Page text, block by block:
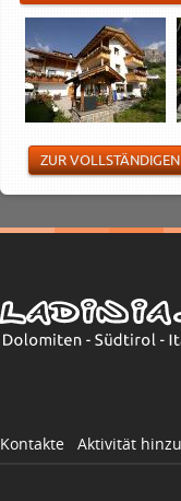
ZUR
Kontakte Aktivität